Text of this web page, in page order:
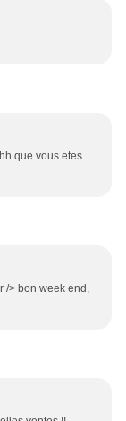
que vous etes
/> bon week end,